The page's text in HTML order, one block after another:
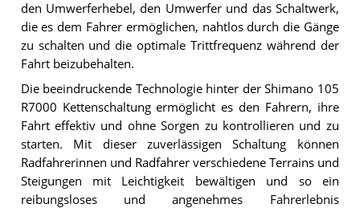
den Umwerferhebel, den Umwerfer und das Schaltwerk,
die es dem Fahrer ermöglichen, nahtlos durch die Gänge
zu schalten und die optimale Trittfrequenz während der
Fahrt beizubehalten.
Die beeindruckende Technologie hinter der Shimano 105
R7000 Kettenschaltung ermöglicht es den Fahrern, ihre
Fahrt effektiv und ohne Sorgen zu kontrollieren und zu
starten. Mit dieser zuverlässigen Schaltung können
Radfahrerinnen und Radfahrer verschiedene Terrains und
Steigungen mit Leichtigkeit bewältigen und so ein
reibungsloses und angenehmes Fahrerlebnis